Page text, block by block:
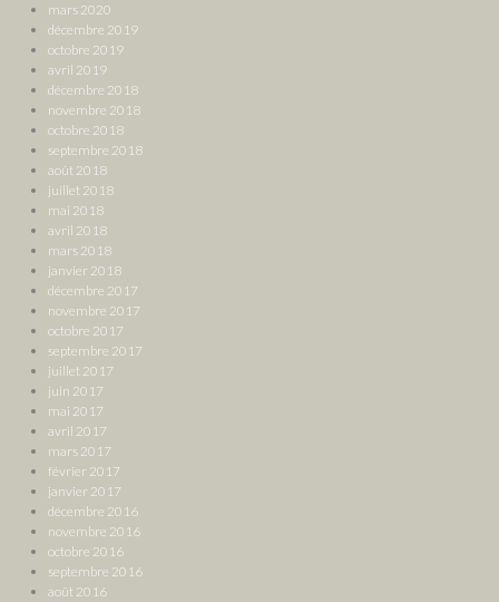
mars 2020
décembre 2019
octobre 2019
avril 2019
décembre 2018
novembre 2018
octobre 2018
septembre 2018
août 2018
juillet 2018
mai 2018
avril 2018
mars 2018
janvier 2018
décembre 2017
novembre 2017
octobre 2017
septembre 2017
juillet 2017
juin 2017
mai 2017
avril 2017
mars 2017
février 2017
janvier 2017
décembre 2016
novembre 2016
octobre 2016
septembre 2016
août 2016